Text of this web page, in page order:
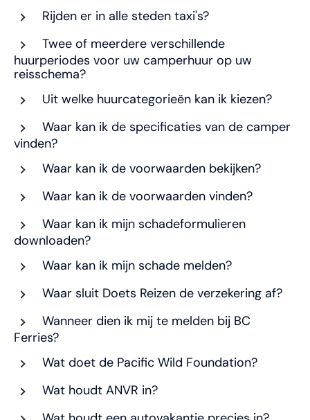
Rijden er in alle steden taxi's?
Twee of meerdere verschillende
huurperiodes voor uw camperhuur op uw
reisschema?
Uit welke huurcategorieën kan ik kiezen?
Waar kan ik de specificaties van de camper
vinden?
Waar kan ik de voorwaarden bekijken?
Waar kan ik de voorwaarden vinden?
Waar kan ik mijn schadeformulieren
downloaden?
Waar kan ik mijn schade melden?
Waar sluit Doets Reizen de verzekering af?
Wanneer dien ik mij te melden bij BC
Ferries?
Wat doet de Pacific Wild Foundation?
Wat houdt ANVR in?